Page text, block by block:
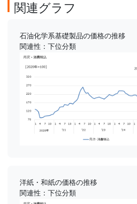
関連グラフ
石油化学系基礎製品の価格の推移
関連性：下位分類
洋紙・和紙の価格の推移
関連性：下位分類